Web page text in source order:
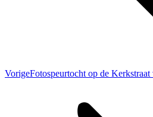
VorigeVorig
Fotospeurtocht op de